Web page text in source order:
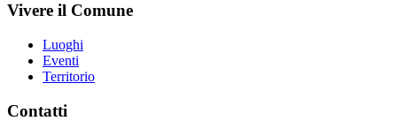
Vivere il Comune
Luoghi
Eventi
Territorio
Contatti